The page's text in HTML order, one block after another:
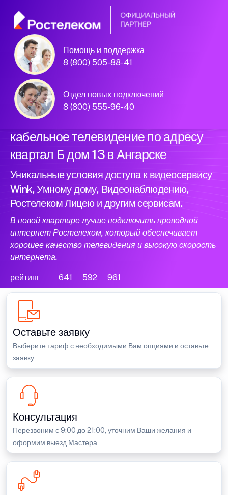
Помощь и поддержка
8 (800) 505-88-41
Отдел новых подключений
8 (800) 555-96-40
Официальный
партнер Ростелеком
Подключили новый интернет и
кабельное телевидение по адресу
квартал Б дом 13 в Ангарске
Уникальные условия доступа к видеосервису
Wink, Умному дому, Видеонаблюдению,
Ростелеком Лицею и другим сервисам.
В новой квартире лучше подключить проводной
интернет Ростелеком, который обеспечивает
хорошее качество телевидения и высокую скорость
интернета.
рейтинг 641 592 961
Оставьте заявку
Выберите тариф с необходимыми Вам опциями и оставьте
заявку
Консультация
Перезвоним с 9:00 до 21:00, уточним Ваши желания и
оформим выезд Мастера